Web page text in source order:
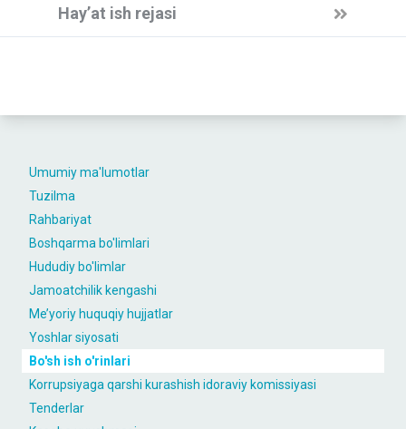
Umumiy ma'lumotlar
Tuzilma
Rahbariyat
Boshqarma bo'limlari
Hududiy bo'limlar
Jamoatchilik kengashi
Me’yoriy huquqiy hujjatlar
Yoshlar siyosati
Bo'sh ish o'rinlari
Korrupsiyaga qarshi kurashish idoraviy komissiyasi
Tenderlar
Hay’at ish rejasi